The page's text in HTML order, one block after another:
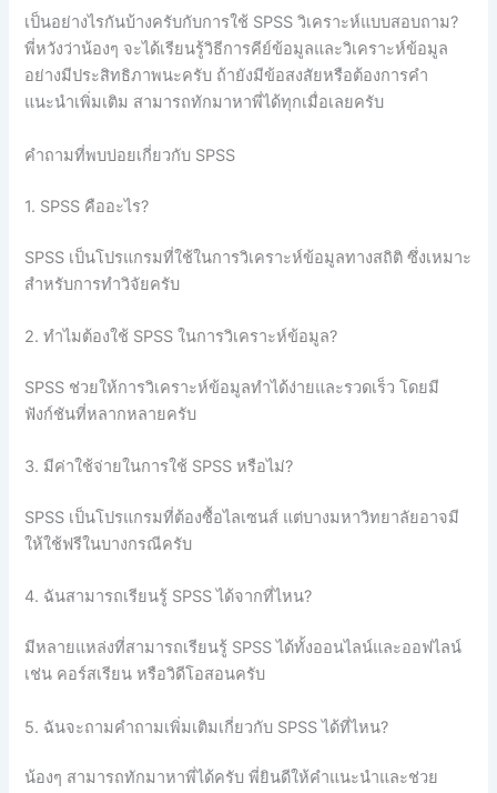
เป็นอย่างไรกันบ้างครับกับการใช้ SPSS วิเคราะห์แบบสอบถาม?
พี่หวังว่าน้องๆ จะได้เรียนรู้วิธีการคีย์ข้อมูลและวิเคราะห์ข้อมูล
อย่างมีประสิทธิภาพนะครับ ถ้ายังมีข้อสงสัยหรือต้องการคำ
แนะนำเพิ่มเติม สามารถทักมาหาพี่ได้ทุกเมื่อเลยครับ
คำถามที่พบบ่อยเกี่ยวกับ SPSS
1. SPSS คืออะไร?
SPSS เป็นโปรแกรมที่ใช้ในการวิเคราะห์ข้อมูลทางสถิติ ซึ่งเหมาะ
สำหรับการทำวิจัยครับ
2. ทำไมต้องใช้ SPSS ในการวิเคราะห์ข้อมูล?
SPSS ช่วยให้การวิเคราะห์ข้อมูลทำได้ง่ายและรวดเร็ว โดยมี
ฟังก์ชันที่หลากหลายครับ
3. มีค่าใช้จ่ายในการใช้ SPSS หรือไม่?
SPSS เป็นโปรแกรมที่ต้องซื้อไลเซนส์ แต่บางมหาวิทยาลัยอาจมี
ให้ใช้ฟรีในบางกรณีครับ
4. ฉันสามารถเรียนรู้ SPSS ได้จากที่ไหน?
มีหลายแหล่งที่สามารถเรียนรู้ SPSS ได้ทั้งออนไลน์และออฟไลน์
เช่น คอร์สเรียน หรือวิดีโอสอนครับ
5. ฉันจะถามคำถามเพิ่มเติมเกี่ยวกับ SPSS ได้ที่ไหน?
น้องๆ สามารถทักมาหาพี่ได้ครับ พี่ยินดีให้คำแนะนำและช่วย